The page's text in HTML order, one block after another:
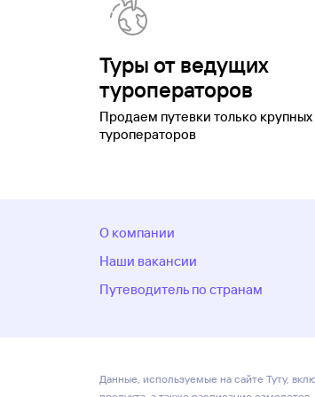
Туры от ведущих
туроператоров
Продаем путевки только крупных
туроператоров
О компании
Наши вакансии
Путеводитель по странам
Данные, используемые на сайте Туту,